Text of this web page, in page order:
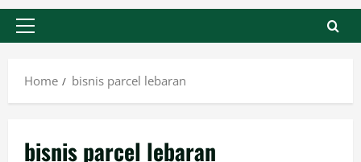
Primary
Home
bisnis parcel lebaran
bisnis parcel lebaran